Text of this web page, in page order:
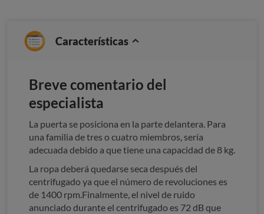
Características
Breve comentario del
especialista
La puerta se posiciona en la parte delantera. Para
una familia de tres o cuatro miembros, sería
adecuada debido a que tiene una capacidad de 8 kg.
La ropa deberá quedarse seca después del
centrifugado ya que el número de revoluciones es
de 1400 rpm.Finalmente, el nivel de ruido
anunciado durante el centrifugado es 72 dB que